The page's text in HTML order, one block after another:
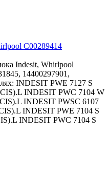
C00289414
Indesit, Whirlpool
14400297901,
INDESIT PWE 7127 S
INDESIT PWC 7104 W
INDESIT PWSC 6107
INDESIT PWE 7104 S
INDESIT PWC 7104 S